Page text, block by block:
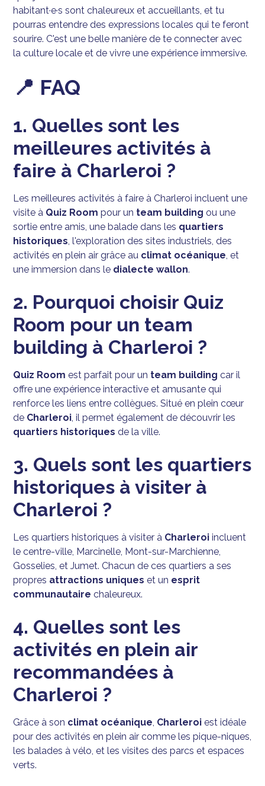
habitant·e·s sont chaleureux et accueillants, et tu
pourras entendre des expressions locales qui te feront
sourire. C'est une belle manière de te connecter avec
la culture locale et de vivre une expérience immersive.
📍 FAQ
1. Quelles sont les
meilleures activités à
faire à Charleroi ?
Les meilleures activités à faire à Charleroi incluent une
visite à Quiz Room pour un team building ou une
sortie entre amis, une balade dans les quartiers
historiques, l'exploration des sites industriels, des
activités en plein air grâce au climat océanique, et
une immersion dans le dialecte wallon.
2. Pourquoi choisir Quiz
Room pour un team
building à Charleroi ?
Quiz Room est parfait pour un team building car il
offre une expérience interactive et amusante qui
renforce les liens entre collègues. Situé en plein cœur
de Charleroi, il permet également de découvrir les
quartiers historiques de la ville.
3. Quels sont les quartiers
historiques à visiter à
Charleroi ?
Les quartiers historiques à visiter à Charleroi incluent
le centre-ville, Marcinelle, Mont-sur-Marchienne,
Gosselies, et Jumet. Chacun de ces quartiers a ses
propres attractions uniques et un esprit
communautaire chaleureux.
4. Quelles sont les
activités en plein air
recommandées à
Charleroi ?
Grâce à son climat océanique, Charleroi est idéale
pour des activités en plein air comme les pique-niques,
les balades à vélo, et les visites des parcs et espaces
verts.